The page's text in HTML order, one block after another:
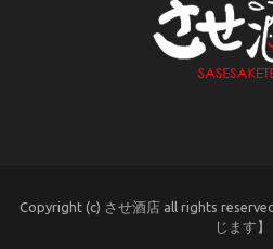
Copyright (c) させ酒店 all rights
じます】